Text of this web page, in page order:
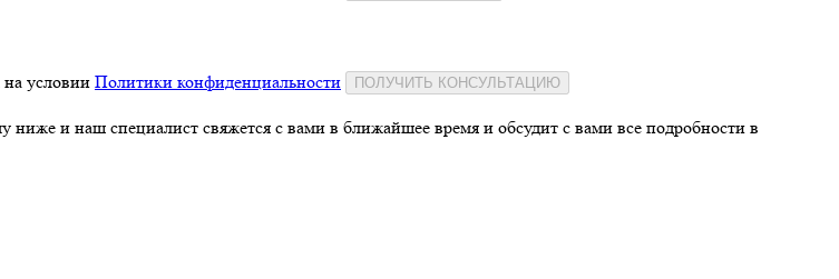
условии Политики конфиденциальности ПОЛУЧИТЬ КОНСУЛЬТАЦИЮ
ниже и наш специалист свяжется с вами в ближайшее время и обсудит с вами все подробности в